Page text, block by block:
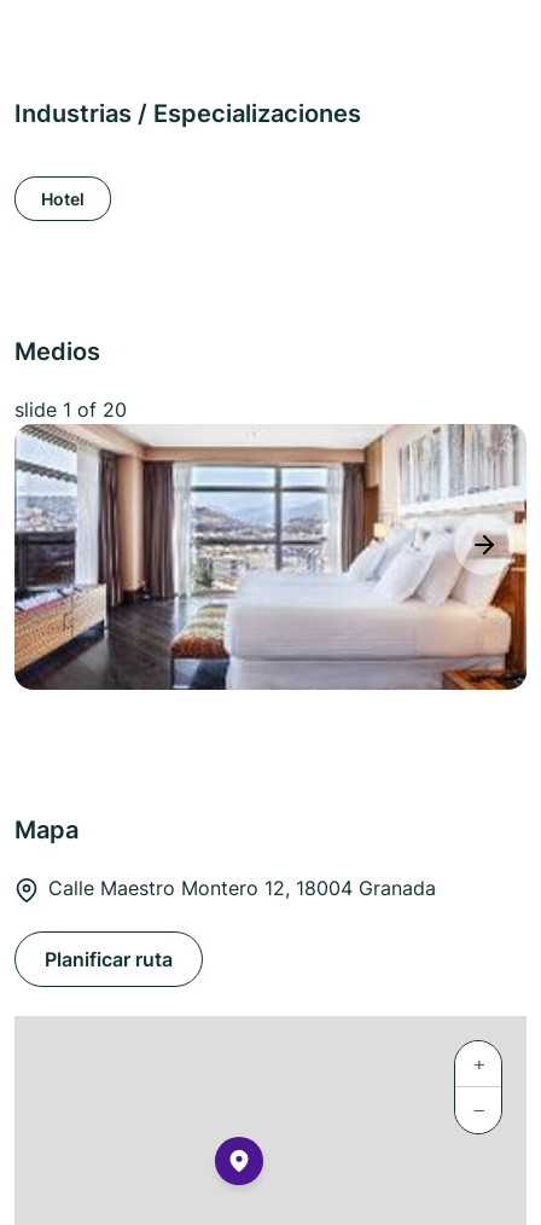
Industrias / Especializaciones
Hotel
Medios
next
slide 1 of 20
Mapa
Calle Maestro Montero 12, 18004 Granada
Planificar ruta
+
−